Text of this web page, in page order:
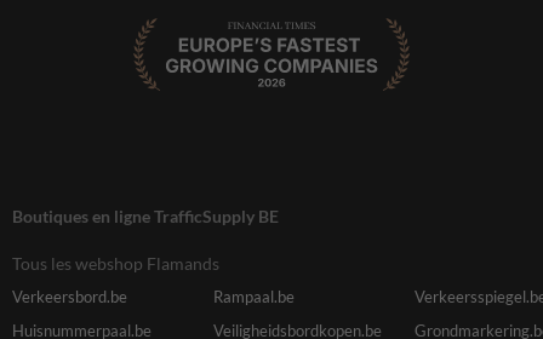
Boutiques en ligne TrafficSupply BE
Tous les webshop Flamands
Verkeersbord.be Rampaal.be
Huisnummerpaal.be
Veiligheidsbordkopen.be